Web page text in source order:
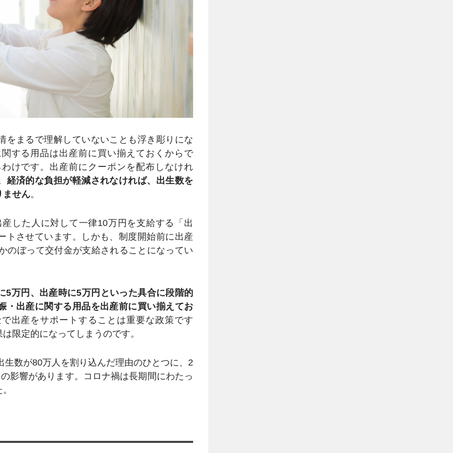
まるで理解していないことも浮き彫りにな
する用品は出産前に買い揃えておくからで
けです。出産前にクーポンを配布しなけれ
経済的な負担が軽減されなければ、出生数を
ません。
した人に対して一律10万円を支給する「出
トさせています。しかも、制度開始前に出産
のぼって交付金が支給されることになってい
5万円、出産時に5万円といった具合に段階的
・出産に関する用品を出産前に買い揃えてお
出産をサポートすることは重要な政策です
限定的になってしまうのです。
数が80万人を割り込んだ理由のひとつに、2
影響があります。コロナ禍は長期間にわたっ